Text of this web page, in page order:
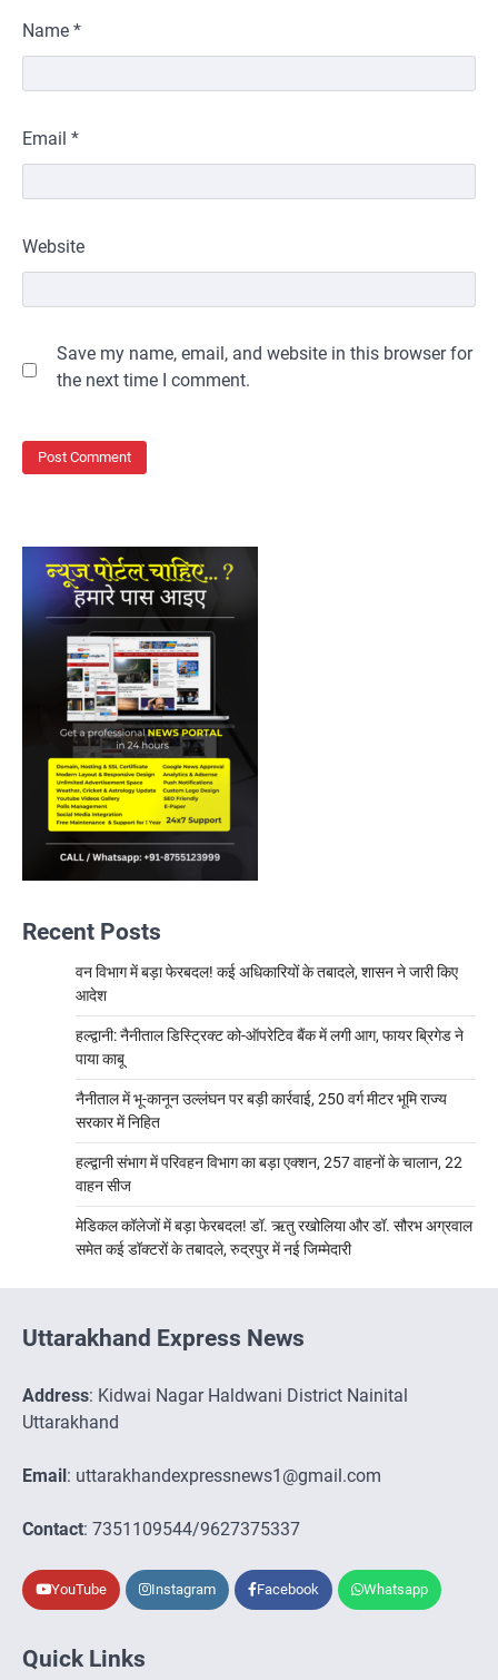
Name *
Email *
Website
Save my name, email, and website in this browser for
the next time I comment.
Recent Posts
वन विभाग में बड़ा फेरबदल! कई अधिकारियों के तबादले, शासन ने जारी किए
आदेश
हल्द्वानी: नैनीताल डिस्ट्रिक्ट को-ऑपरेटिव बैंक में लगी आग, फायर ब्रिगेड ने
पाया काबू
नैनीताल में भू-कानून उल्लंघन पर बड़ी कार्रवाई, 250 वर्ग मीटर भूमि राज्य
सरकार में निहित
हल्द्वानी संभाग में परिवहन विभाग का बड़ा एक्शन, 257 वाहनों के चालान, 22
वाहन सीज
मेडिकल कॉलेजों में बड़ा फेरबदल! डॉ. ऋतु रखोलिया और डॉ. सौरभ अग्रवाल
समेत कई डॉक्टरों के तबादले, रुद्रपुर में नई जिम्मेदारी
Uttarakhand Express News
Address: Kidwai Nagar Haldwani District Nainital
Uttarakhand
Email: uttarakhandexpressnews1@gmail.com
Contact: 7351109544/9627375337
YouTube Instagram Facebook Whatsapp
Quick Links